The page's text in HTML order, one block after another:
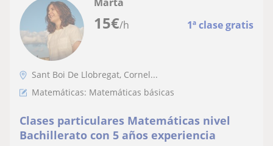
15€/h 1ª clase gratis
Sant Boi De Llobregat, Cornel...
Matemáticas: Matemáticas básicas
Clases particulares Matemáticas nivel
Bachillerato con 5 años experiencia